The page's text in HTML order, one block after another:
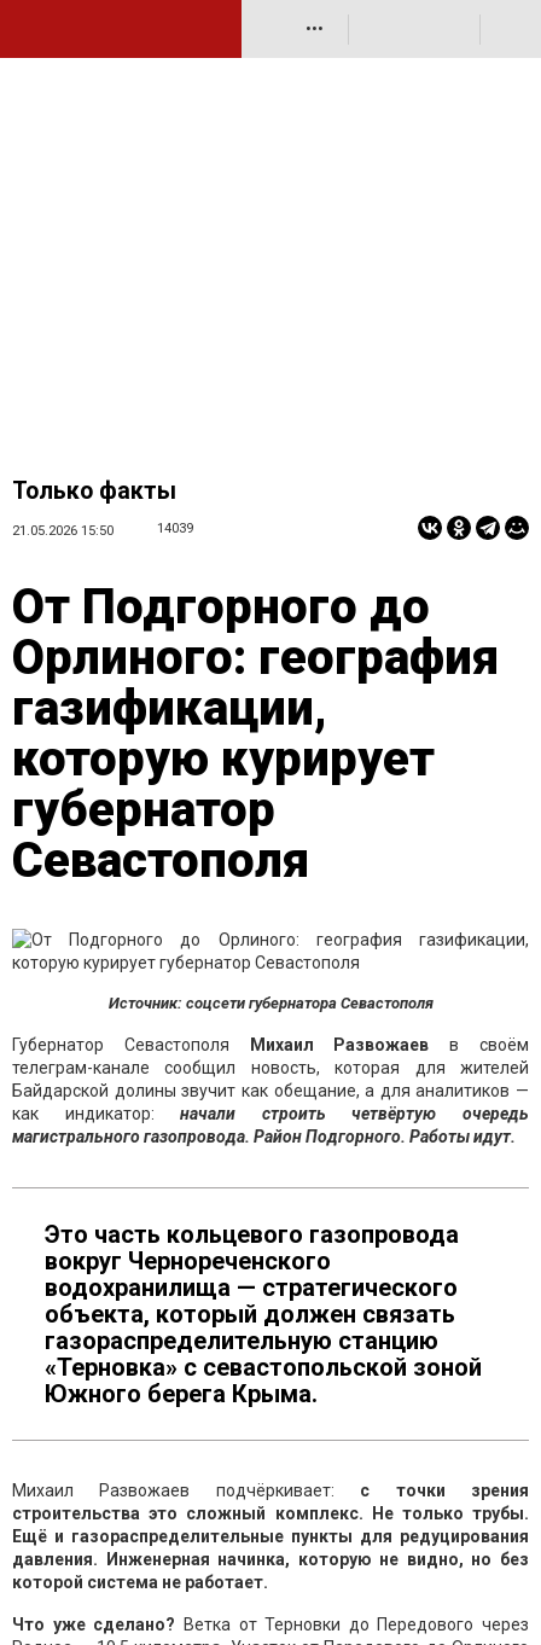
•••
Только факты
21.05.2026 15:50 14039
От Подгорного до
Орлиного: география
газификации,
которую курирует
губернатор
Севастополя
Источник: соцсети губернатора Севастополя
Губернатор Севастополя Михаил Развожаев в своём
телеграм-канале сообщил новость, которая для жителей
Байдарской долины звучит как обещание, а для аналитиков —
как индикатор: начали строить четвёртую очередь
магистрального газопровода. Район Подгорного. Работы идут.
Это часть кольцевого газопровода
вокруг Чернореченского
водохранилища — стратегического
объекта, который должен связать
газораспределительную станцию
«Терновка» с севастопольской зоной
Южного берега Крыма.
Михаил Развожаев подчёркивает: с точки зрения
строительства это сложный комплекс. Не только трубы.
Ещё и газораспределительные пункты для редуцирования
давления. Инженерная начинка, которую не видно, но без
которой система не работает.
Что уже сделано? Ветка от Терновки до Передового через